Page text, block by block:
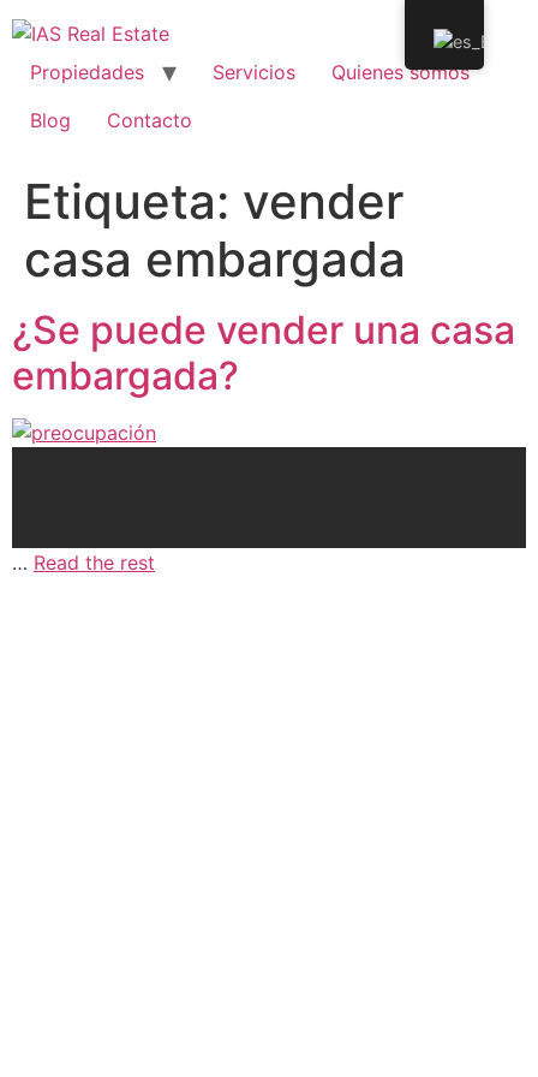
Propiedades Servicios
Quienes somos
Blog
Contacto
Etiqueta: vender
casa embargada
¿Se puede vender una casa
embargada?
… Read the rest